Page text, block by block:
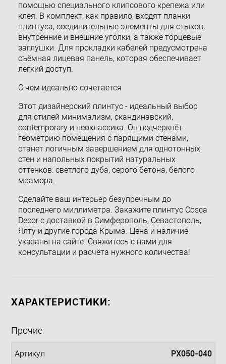
помощью специального клипсового крепежа или
клея. В комплект, как правило, входят планки
плинтуса, соединительные элементы для стыков,
внутренние и внешние уголки, а также торцевые
заглушки. Для прокладки кабелей предусмотрена
съёмная лицевая панель, которая обеспечивает
легкий доступ.
С чем идеально сочетается
Этот дизайнерский плинтус - идеальный выбор
для стилей минимализм, скандинавский,
contemporary и неоклассика. Он подчеркнёт
геометрию помещения с парящими стенами,
станет логичным завершением для однотонных
стен и напольных покрытий натуральных
оттенков: светлого дуба, серого бетона, белого
мрамора.
Сделайте ваш интерьер безупречным до
последнего миллиметра. Закажите плинтус Cosca
Decor с доставкой в Симферополь, Севастополь,
Ялту и другие города Крыма. Цена и наличие
указаны на сайте. Свяжитесь с нами для
консультации и расчёта нужного количества!
ХАРАКТЕРИСТИКИ:
Прочие
Артикул PX050-040